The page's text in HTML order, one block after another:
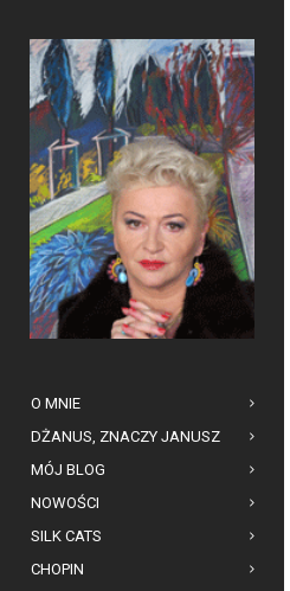
O MNIE
DŻANUS, ZNACZY JANUSZ
MÓJ BLOG
NOWOŚCI
SILK CATS
CHOPIN